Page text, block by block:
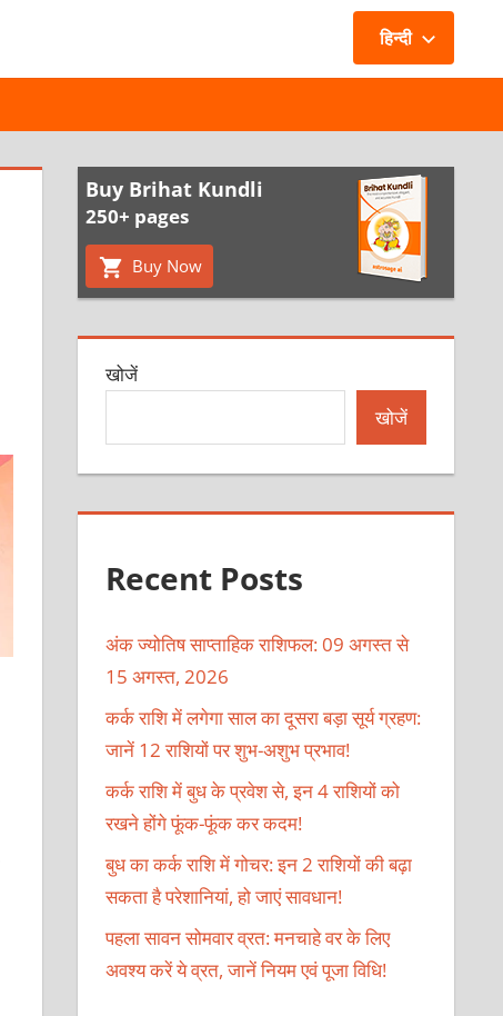
हिन्दी
Buy Brihat Kundli
250+ pages
Buy Now
खोजें
खोजें
Recent Posts
अंक ज्योतिष साप्ताहिक राशिफल: 09 अगस्त से
15 अगस्त, 2026
कर्क राशि में लगेगा साल का दूसरा बड़ा सूर्य ग्रहण:
जानें 12 राशियों पर शुभ-अशुभ प्रभाव!
कर्क राशि में बुध के प्रवेश से, इन 4 राशियों को
रखने होंगे फूंक-फूंक कर कदम!
बुध का कर्क राशि में गोचर: इन 2 राशियों की बढ़ा
सकता है परेशानियां, हो जाएं सावधान!
पहला सावन सोमवार व्रत: मनचाहे वर के लिए
अवश्य करें ये व्रत, जानें नियम एवं पूजा विधि!